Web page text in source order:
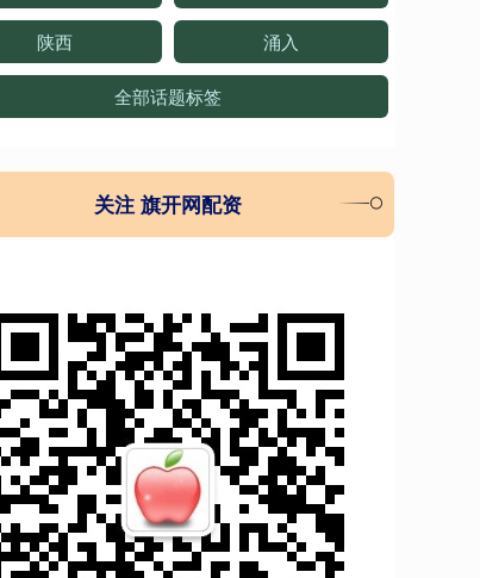
陕西 涌入
全部话题标签
关注 旗开网配资